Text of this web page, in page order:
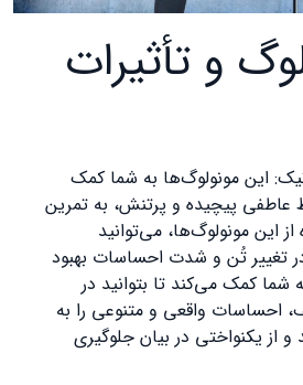
و تأثیرات
این مونولوگ‌ها به شما کمک
عاطفی پیچیده و پرتنش، به تمرین
از این مونولوگ‌ها، می‌توانید
تغییر تُن و شدت احساسات بهبود
شما کمک می‌کند تا بتوانید در
احساسات واقعی و متنوعی را به
از یکنواختی در بیان جلوگیری